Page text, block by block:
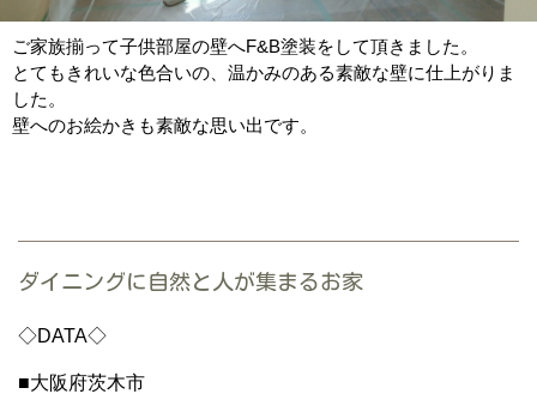
ご家族揃って子供部屋の壁へF&B塗装をして頂きました。
とてもきれいな色合いの、温かみのある素敵な壁に仕上がりま
した。
壁へのお絵かきも素敵な思い出です。
ダイニングに自然と人が集まるお家
◇DATA◇
■大阪府茨木市